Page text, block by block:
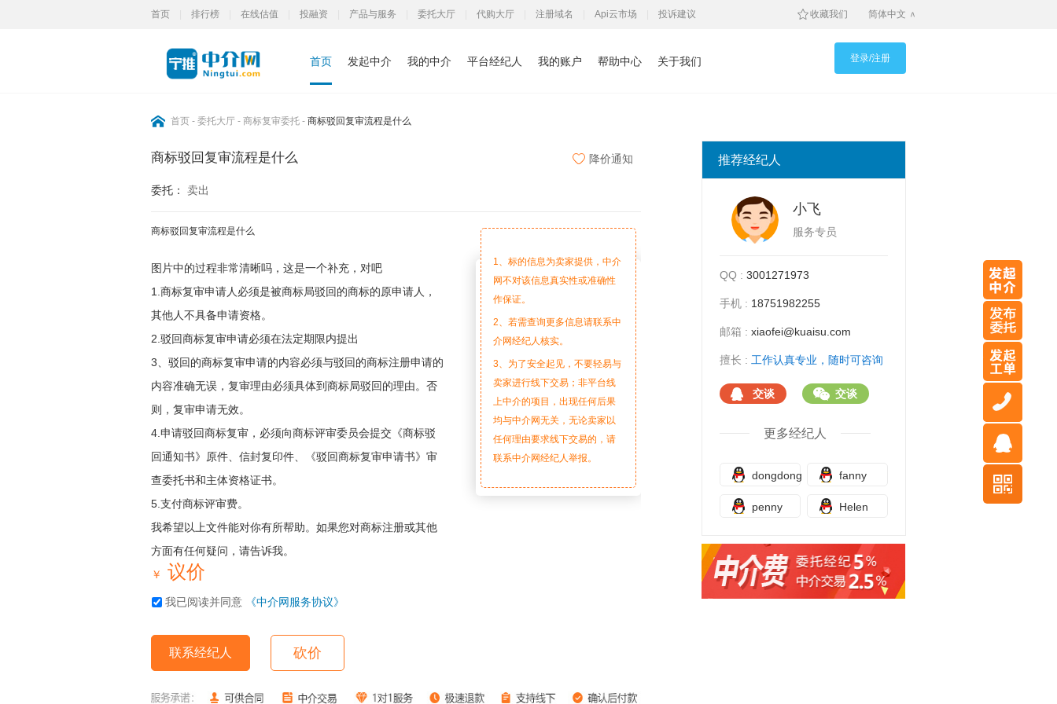
首页 排行榜 在线估值 投融资 产品与服务 委托大厅 代购大厅 注册域名 Api云市场 投诉建议 收藏我们 简体中文
首页 发起中介 我的中介 平台经纪人 我的账户 帮助中心 关于我们 登录/注册
首页 - 委托大厅 - 商标复审委托 - 商标驳回复审流程是什么
商标驳回复审流程是什么 降价通知
委托： 卖出
商标驳回复审流程是什么
图片中的过程非常清晰吗，这是一个补充，对吧
1.商标复审申请人必须是被商标局驳回的商标的原申请人，
其他人不具备申请资格。
2.驳回商标复审申请必须在法定期限内提出
3、驳回的商标复审申请的内容必须与驳回的商标注册申请的
内容准确无误，复审理由必须具体到商标局驳回的理由。否
则，复审申请无效。
4.申请驳回商标复审，必须向商标评审委员会提交《商标驳
回通知书》原件、信封复印件、《驳回商标复审申请书》审
查委托书和主体资格证书。
5.支付商标评审费。
我希望以上文件能对你有所帮助。如果您对商标注册或其他
方面有任何疑问，请告诉我。
￥
议价
我已阅读并同意 《中介网服务协议》
联系经纪人 砍价
1、标的信息为卖家提供，中介
网不对该信息真实性或准确性
作保证。
2、若需查询更多信息请联系中
介网经纪人核实。
3、为了安全起见，不要轻易与
卖家进行线下交易；非平台线
上中介的项目，出现任何后果
均与中介网无关，无论卖家以
任何理由要求线下交易的，请
联系中介网经纪人举报。
推荐经纪人
小飞
服务专员
QQ : 3001271973
手机 : 18751982255
邮箱 : xiaofei@kuaisu.com
擅长 : 工作认真专业，随时可咨询
交谈 交谈
更多经纪人
dongdong fanny
penny Helen